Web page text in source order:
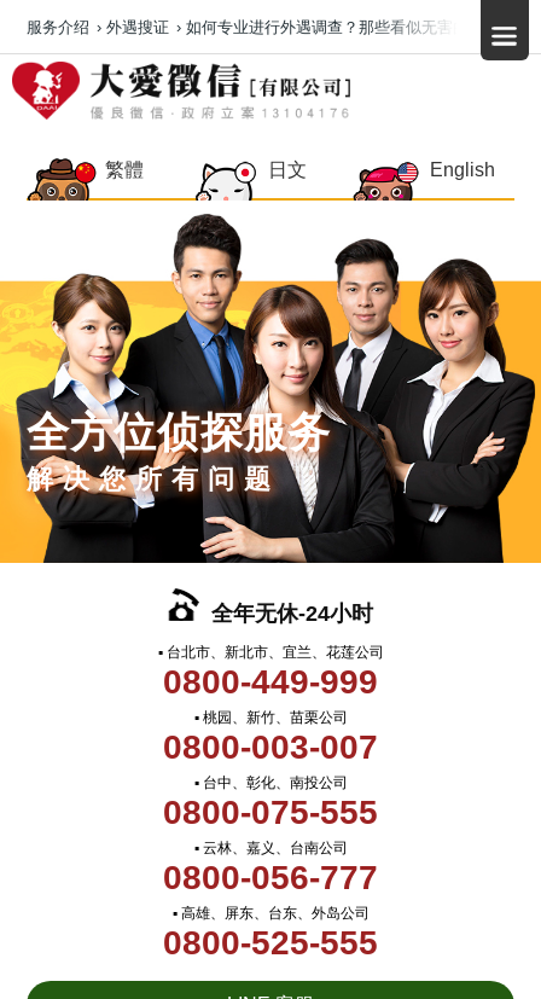
繁體 日文 English
全方位侦探服务
解决您所有问题
全年无休-24小时
▪ 台北市、新北市、宜兰、花莲公司
0800-449-999
▪ 桃园、新竹、苗栗公司
0800-003-007
▪ 台中、彰化、南投公司
0800-075-555
▪ 云林、嘉义、台南公司
0800-056-777
▪ 高雄、屏东、台东、外岛公司
0800-525-555
服务介绍 › 外遇搜证 › 如何专业进行外遇调查？那些看似无害的线索藏着